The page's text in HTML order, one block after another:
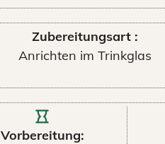
Zubereitungsart :
Anrichten im Trinkglas
Vorbereitung: